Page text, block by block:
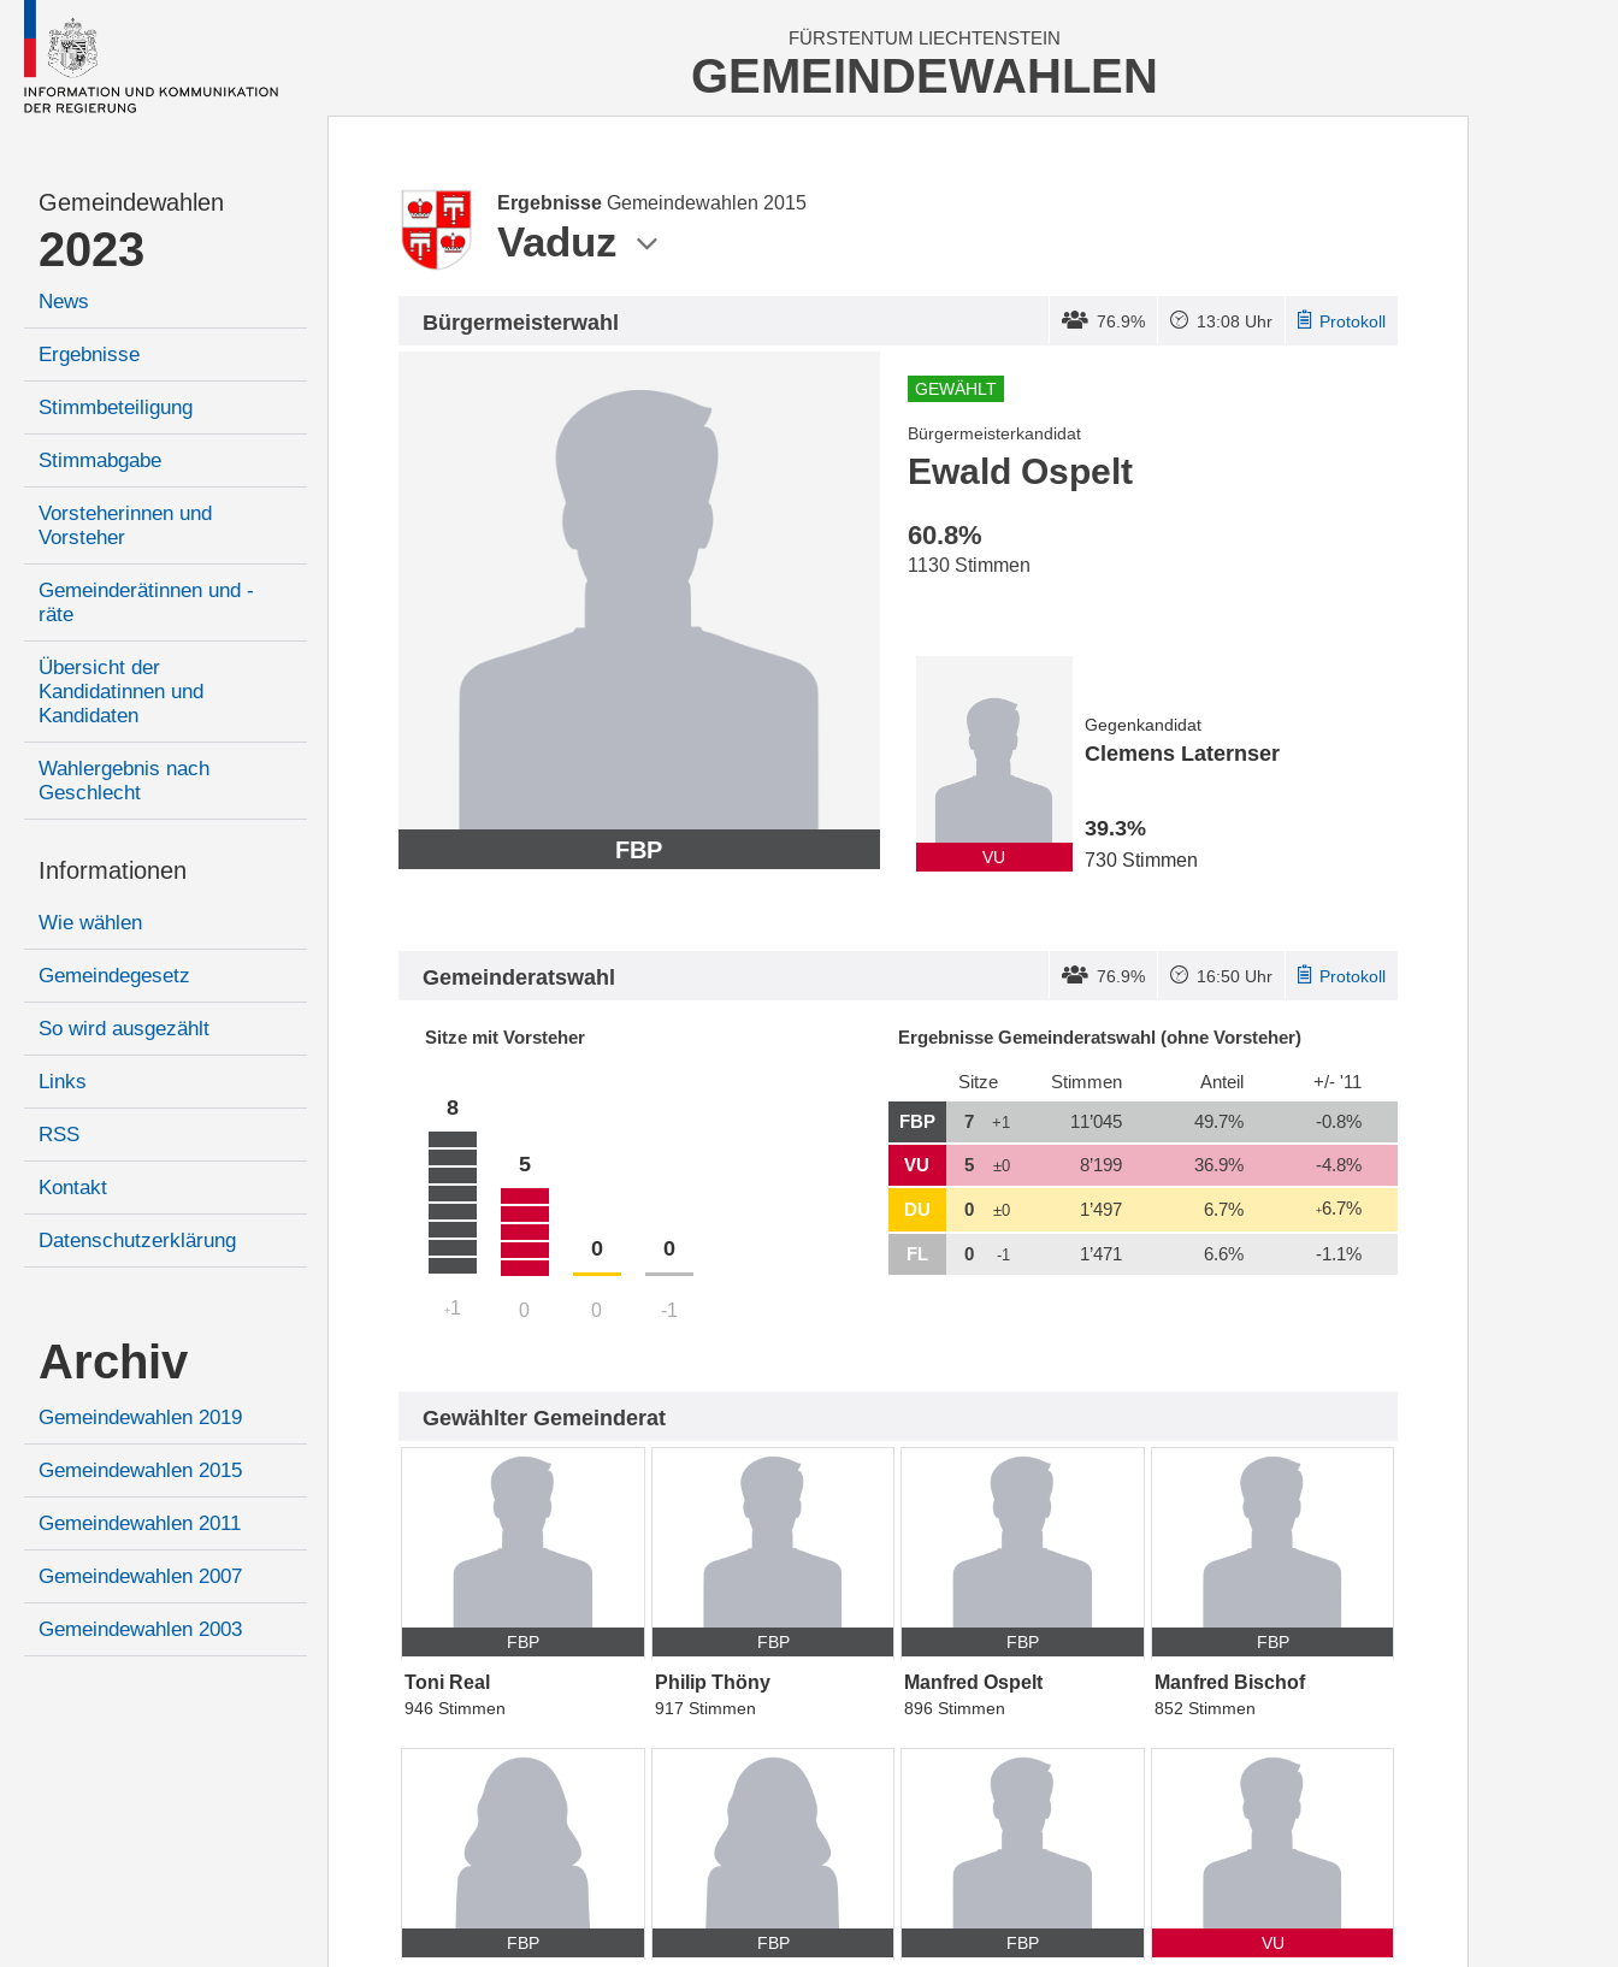
FÜRSTENTUM LIECHTENSTEIN
GEMEINDEWAHLEN
Gemeindewahlen
2023
News
Ergebnisse
Stimmbeteiligung
Stimmabgabe
Vorsteherinnen und
Vorsteher
Gemeinderätinnen und -
räte
Übersicht der
Kandidatinnen und
Kandidaten
Wahlergebnis nach
Geschlecht
Informationen
Wie wählen
Gemeindegesetz
So wird ausgezählt
Links
RSS
Kontakt
Datenschutzerklärung
Archiv
Gemeindewahlen 2019
Gemeindewahlen 2015
Gemeindewahlen 2011
Gemeindewahlen 2007
Gemeindewahlen 2003
Ergebnisse Gemeindewahlen 2015
Vaduz
Bürgermeisterwahl 76.9% 13:08 Uhr Protokoll
FBP
GEWÄHLT
Bürgermeisterkandidat
Ewald Ospelt
60.8%
1130 Stimmen
VU
Gegenkandidat
Clemens Laternser
39.3%
730 Stimmen
Gemeinderatswahl 76.9% 16:50 Uhr Protokoll
Sitze mit Vorsteher
8
+1
5
0
0
0
0
-1
Ergebnisse Gemeinderatswahl (ohne Vorsteher)
Sitze Stimmen Anteil
+/- '11
FBP
7 +1 11’045 49.7% -0.8%
VU 5 ±0 8’199 36.9% -4.8%
DU 0 ±0 1’497 6.7% +6.7%
FL 0 -1 1’471 6.6% -1.1%
Gewählter Gemeinderat
FBP
Toni Real
946 Stimmen
FBP
Philip Thöny
917 Stimmen
FBP
Manfred Ospelt
896 Stimmen
FBP
Manfred Bischof
852 Stimmen
FBP FBP FBP VU